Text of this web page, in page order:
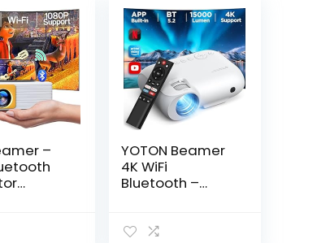
–
YOTON Beamer
4K WiFi
Bluetooth –
compatibele